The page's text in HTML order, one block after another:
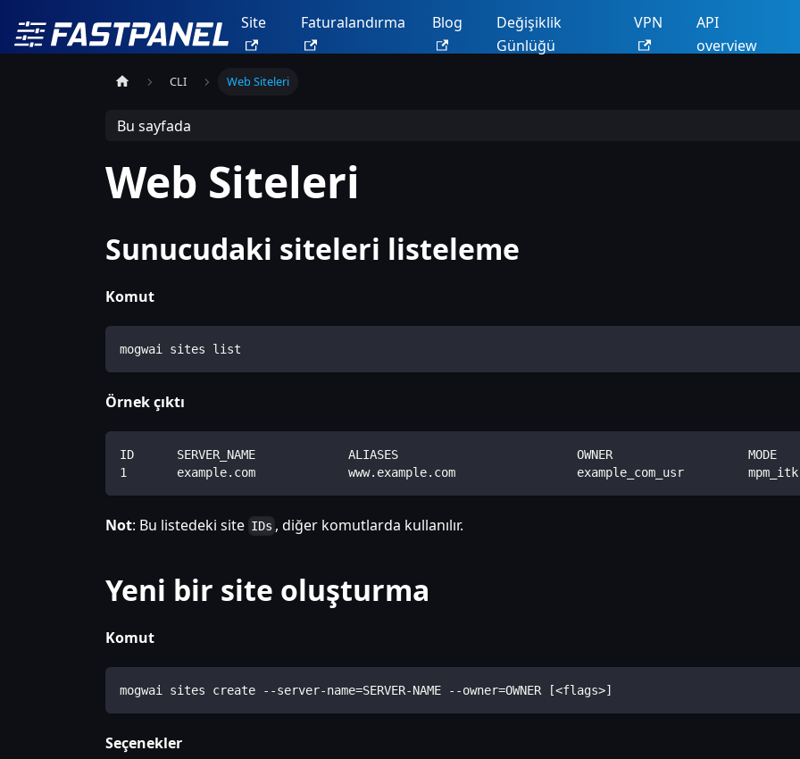
Site Faturalandırma Blog
Değişiklik
Günlüğü
VPN
API
overview
CLI Web Siteleri
Bu sayfada
Web Siteleri
Sunucudaki siteleri listeleme
Komut
mogwai sites list
Örnek çıktı
ID      SERVER_NAME             ALIASES                         OWNER                   MODE
1       example.com             www.example.com                 example_com_usr         mpm_itk
Not: Bu listedeki site IDs , diğer komutlarda kullanılır.
Yeni bir site oluşturma
Komut
mogwai sites create --server-name=SERVER-NAME --owner=OWNER [<flags>]
Seçenekler